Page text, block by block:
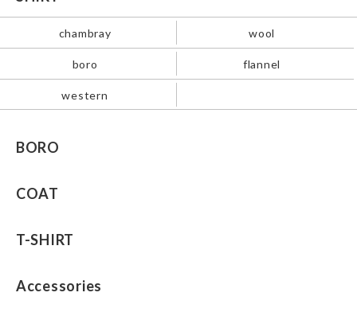
chambray wool
boro flannel
western
BORO
COAT
T-SHIRT
Accessories